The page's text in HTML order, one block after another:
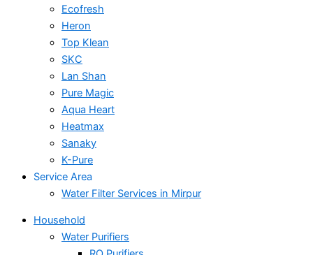
Ecofresh
Heron
Top Klean
SKC
Lan Shan
Pure Magic
Aqua Heart
Heatmax
Sanaky
K-Pure
Service Area
Water Filter Services in Mirpur
Household
Water Purifiers